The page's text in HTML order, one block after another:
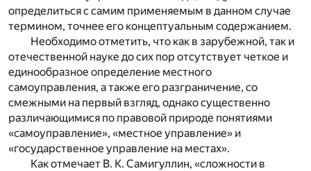
определиться с самим применяемым в данном случае
термином, точнее его концептуальным содержанием.
Необходимо отметить, что как в зарубежной, так и
отечественной науке до сих пор отсутствует четкое и
единообразное определение местного
самоуправления, а также его разграничение, со
смежными на первый взгляд, однако существенно
различающимися по правовой природе понятиями
«самоуправление», «местное управление» и
«государственное управление на местах».
Как отмечает В. К. Самигуллин, «сложности в